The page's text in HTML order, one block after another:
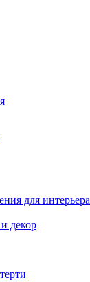
для интерьера
декор